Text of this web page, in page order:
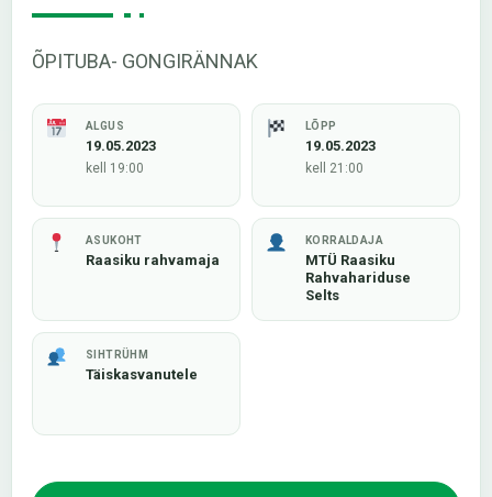
ÕPITUBA- GONGIRÄNNAK
ALGUS
19.05.2023
kell 19:00
LÕPP
19.05.2023
kell 21:00
ASUKOHT
Raasiku rahvamaja
KORRALDAJA
MTÜ Raasiku
Rahvahariduse
Selts
SIHTRÜHM
Täiskasvanutele